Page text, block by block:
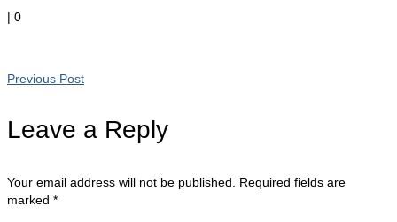
| 0
Previous Post
Leave a Reply
Your email address will not be published.
Required fields are
marked *